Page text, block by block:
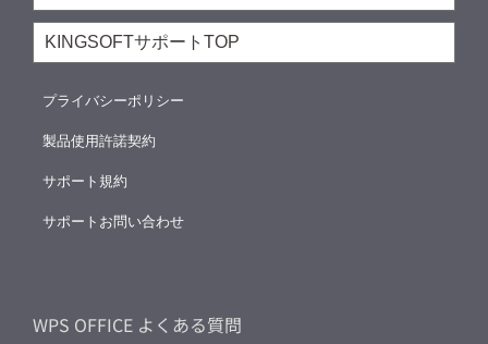
KINGSOFTサポートTOP
プライバシーポリシー
製品使用許諾契約
サポート規約
サポートお問い合わせ
WPS OFFICE よくある質問